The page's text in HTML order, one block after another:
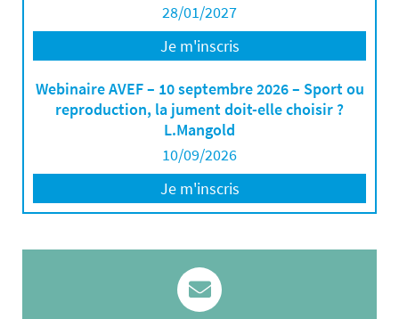
28/01/2027
Je m'inscris
Webinaire AVEF – 10 septembre 2026 – Sport ou
reproduction, la jument doit-elle choisir ?
L.Mangold
10/09/2026
Je m'inscris